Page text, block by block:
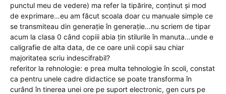
punctul meu de vedere) ma refer la tipărire, conținut și mod
de exprimare…eu am făcut scoala doar cu manuale simple ce
se transmiteau din generație în generație…nu scriem de tipar
acum la clasa 0 când copiii abia țin stilurile în manuta…unde e
caligrafie de alta data, de ce oare unii copii sau chiar
majoritatea scriu indescifrabil?
referitor la rehnologie: e prea multa tehnologie în scoli, constat
ca pentru unele cadre didactice se poate transforma în
curând în tinerea unei ore pe suport electronic, gen curs pe